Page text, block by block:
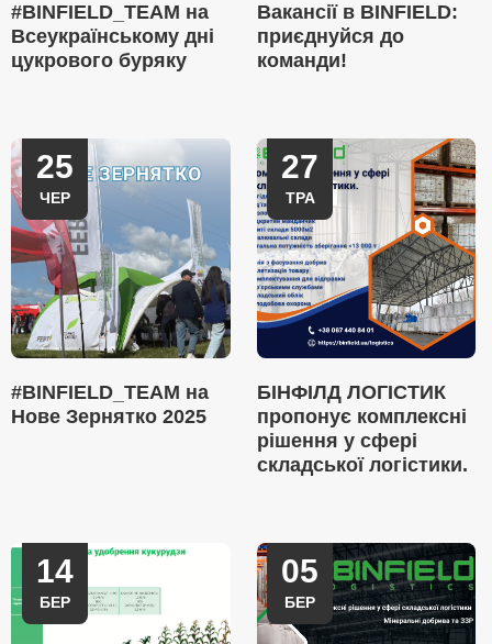
#BINFIELD_TEAM на
Всеукраїнському дні
цукрового буряку
Вакансії в BINFIELD:
приєднуйся до
команди!
25
ЧЕР
#BINFIELD_TEAM на
Нове Зернятко 2025
27
ТРА
БІНФІЛД ЛОГІСТИК
пропонує комплексні
рішення у сфері
складської логістики.
14
БЕР
05
БЕР